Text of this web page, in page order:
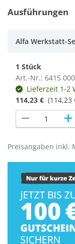
Ausführungen
Alfa Werkstatt-
1 Stück
Art.-Nr.: 6415
Lieferzeit 1-2
114,23 € (114,23
remove add
Preisangaben inkl.